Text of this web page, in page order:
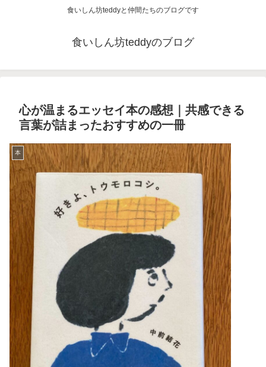
食いしん坊teddyと仲間たちのブログです
食いしん坊teddyのブログ
心が温まるエッセイ本の感想｜共感できる
言葉が詰まったおすすめの一冊
本